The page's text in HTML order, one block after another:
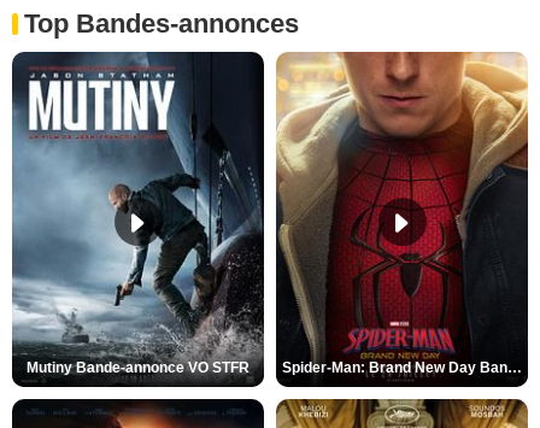
Top Bandes-annonces
Mutiny Bande-annonce VO STFR Spider-Man: Brand New Day Bande-annonce VO STFR